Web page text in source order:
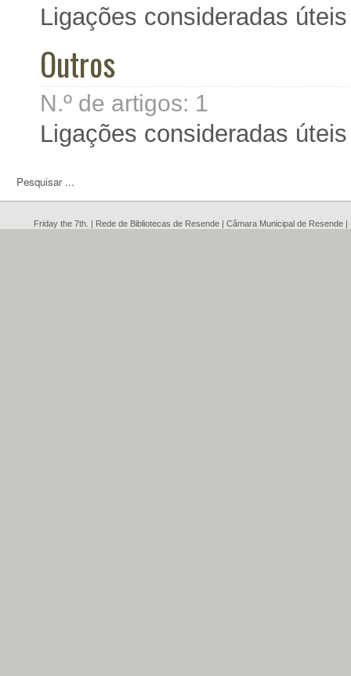
Ligações consideradas
Outros
N.º de artigos: 1
Ligações consideradas
Friday the 7th. | Rede de Bibliotecas de Resende | Câmara Municipal de